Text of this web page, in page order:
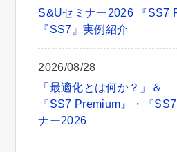
S&Uセミナー2026 『SS7
『SS7』実例紹介
2026/08/28
「最適化とは何か？」＆
『SS7 Premium』・『
ナー2026